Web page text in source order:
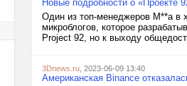
Новые подробности о «Проекте
Один из топ-менеджеров M**a в
микроблогов, которое
Project 92, но к выходу
3Dnews.ru , 2023-06-09 13:40
Американская Binance